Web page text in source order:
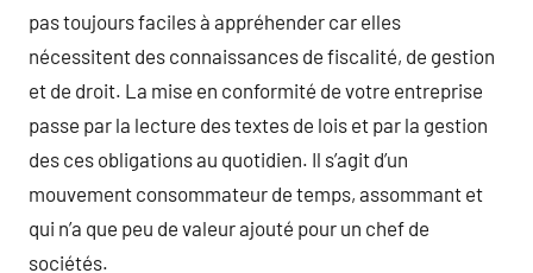
pas toujours faciles à appréhender car elles
nécessitent des connaissances de fiscalité, de gestion
et de droit. La mise en conformité de votre entreprise
passe par la lecture des textes de lois et par la gestion
des ces obligations au quotidien. Il s’agit d’un
mouvement consommateur de temps, assommant et
qui n’a que peu de valeur ajouté pour un chef de
sociétés.